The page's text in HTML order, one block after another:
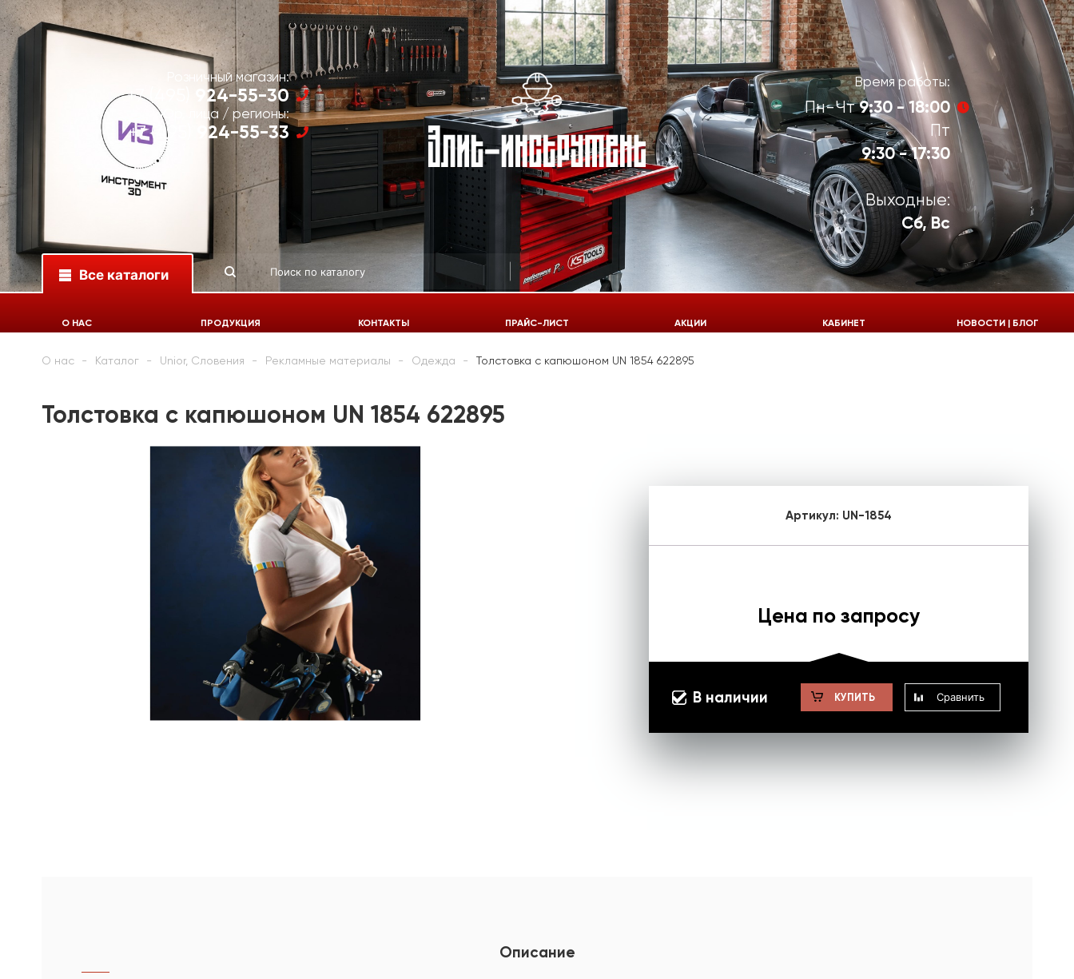
Розничный магазин:
+7 (495) 924-55-30
Юр. лица / регионы:
+7 (495) 924-55-33
Время работы:
Пн-Чт9:30 - 18:00
Пт
9:30 - 17:30
Выходные:
Сб, Вс
Все каталоги
924-55-33
О НАС ПРОДУКЦИЯ КОНТАКТЫ ПРАЙС-ЛИСТ АКЦИИ КАБИНЕТ НОВОСТИ | БЛОГ
О нас Каталог Unior, Словения Рекламные материалы Одежда Толстовка с капюшоном UN 1854 622895
Толстовка с капюшоном UN 1854 622895
Артикул: UN-1854
Цена по запросу
В наличии КУПИТЬ Сравнить
Описание